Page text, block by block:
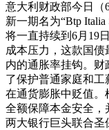
意大利财政部今日（
新一期名为“Btp
将一直持续到6月19
成本压力，这款国债
内的通胀率挂钩。
了保护普通家庭和工
在通货膨胀中贬值。
全额保障本金安全，
两大银行巨头联合圣